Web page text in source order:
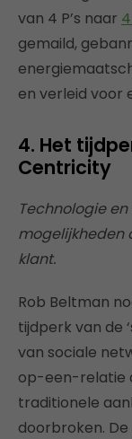
van 4 P’s naar
gemaild,
en verleid voor
4. Het
Centricity
Technologie
mogelijkheden
klant.
Rob Beltman
tijdperk van de
van sociale
op-een-relatie
traditionele
doorbroken.